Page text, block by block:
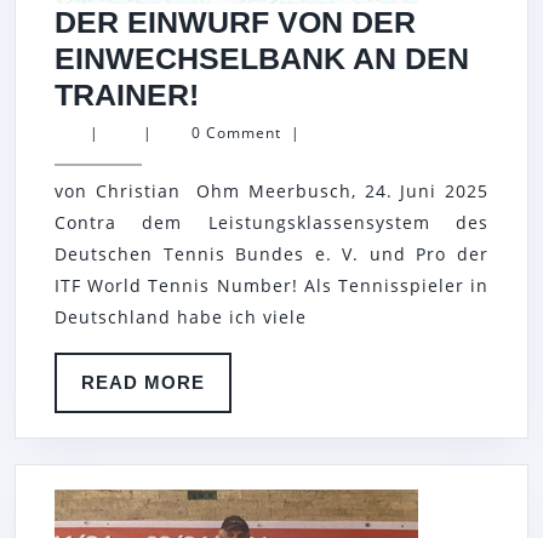
DER EINWURF VON DER
EINWECHSELBANK AN DEN
TRAINER!
EINWURF
DER
EINWECHSELBANK
AN
DEN
TRAINER!
| | 0 Comment |
von Christian Ohm Meerbusch, 24. Juni 2025
Contra dem Leistungsklassensystem des
Deutschen Tennis Bundes e. V. und Pro der
ITF World Tennis Number! Als Tennisspieler in
Deutschland habe ich viele
READ MORE
MORE